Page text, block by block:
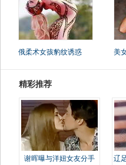
俄柔术女孩豹纹诱惑 美
精彩推荐
谢晖曝与洋妞女友分手 辽